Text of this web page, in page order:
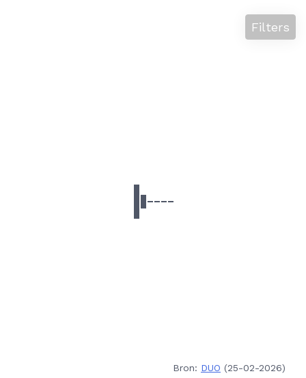
Filters
Bron: DUO (25-02-2026)